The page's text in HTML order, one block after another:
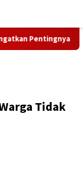
Pentingnya
Tidak